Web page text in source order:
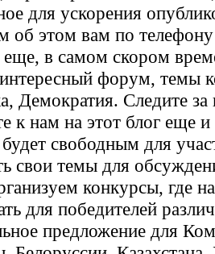
для ускорения
об этом вам по
в самом скором
интересный форум, темы
Демократия. Следите
к нам на этот блог еще
свободным для
свои темы для
конкурсы, где
для победителей
предложение для